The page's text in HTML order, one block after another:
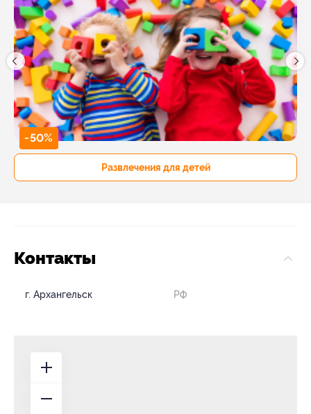
-50%
Развлечения для детей
Контакты
г. Архангельск РФ